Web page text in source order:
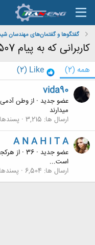
گفتگوها و گفتمان‌های مهندسان
کاربرانی که به پیام 66507# واکنش نشان داده اند
همه (2)
Like
(2)
vida90
عضو جدید · ازوطن
میدارند
ارسال ها 3,215 پسندها
A N A H I T A
عضو جدید ·
· از
است...
ارسال ها 6,504 پسندها